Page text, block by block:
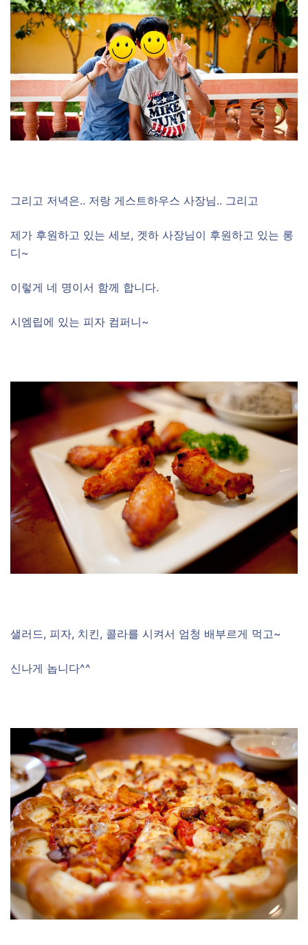
그리고 저녁은.. 저랑 게스트하우스 사장님.. 그리고
제가 후원하고 있는 세보, 겟하 사장님이 후원하고 있는 롱
디~
이렇게 네 명이서 함께 합니다.
시엠립에 있는 피자 컴퍼니~
샐러드, 피자, 치킨, 콜라를 시켜서 엄청 배부르게 먹고~
신나게 놉니다^^